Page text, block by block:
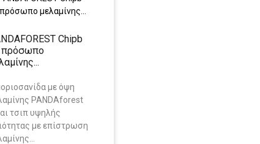
Chipb
πρόσωπο
με όψη
PANDAforest
τσιπ υψηλής
με επίστρωση